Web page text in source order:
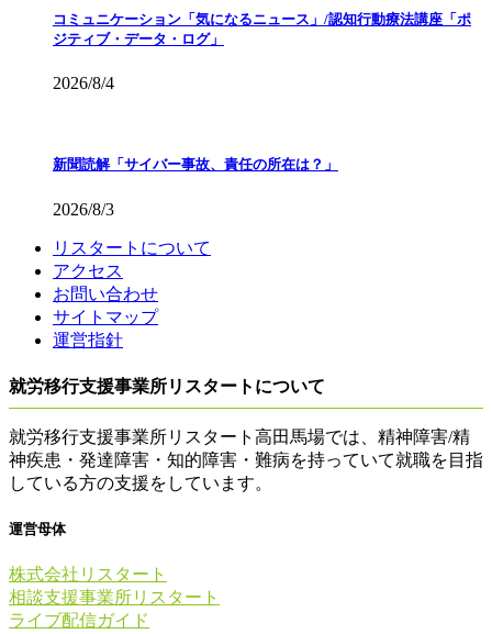
コミュニケーション「気になるニュース」/認知行動療法講座「ポ
ジティブ・データ・ログ」
2026/8/4
新聞読解「サイバー事故、責任の所在は？」
2026/8/3
リスタートについて
アクセス
お問い合わせ
サイトマップ
運営指針
就労移行支援事業所リスタートについて
就労移行支援事業所リスタート高田馬場では、精神障害/精
神疾患・発達障害・知的障害・難病を持っていて就職を目指
している方の支援をしています。
運営母体
株式会社リスタート
相談支援事業所リスタート
ライブ配信ガイド